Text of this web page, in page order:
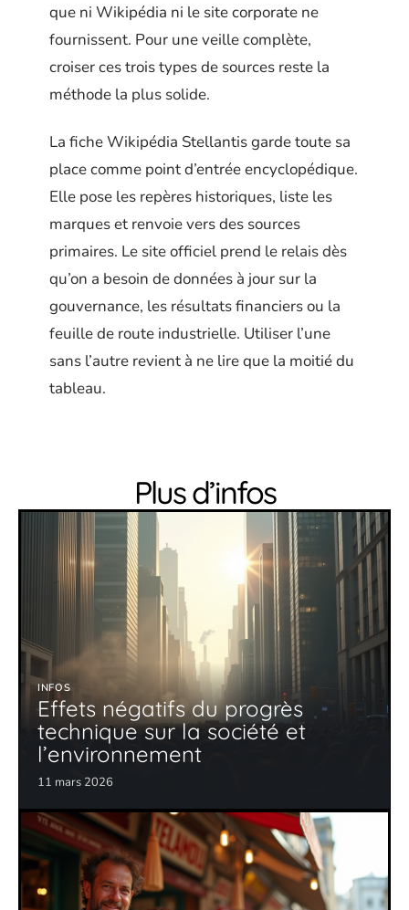
que ni Wikipédia ni le site corporate ne
fournissent. Pour une veille complète,
croiser ces trois types de sources reste la
méthode la plus solide.
La fiche Wikipédia Stellantis garde toute sa
place comme point d’entrée encyclopédique.
Elle pose les repères historiques, liste les
marques et renvoie vers des sources
primaires. Le site officiel prend le relais dès
qu’on a besoin de données à jour sur la
gouvernance, les résultats financiers ou la
feuille de route industrielle. Utiliser l’une
sans l’autre revient à ne lire que la moitié du
tableau.
Plus d’infos
INFOS
Effets négatifs du progrès
technique sur la société et
l’environnement
11 mars 2026